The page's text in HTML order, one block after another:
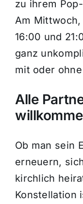
zu ihrem
Am
16:00 und
ganz
mit oder
Alle
Ob man sein
erneuern,
kirchlich
Konstellation